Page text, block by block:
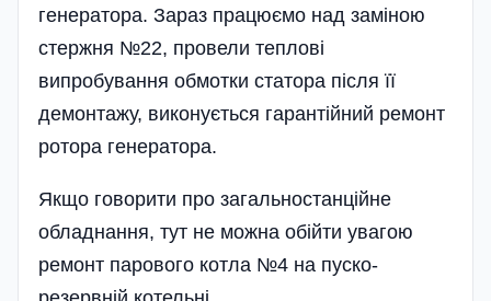
генератора. Зараз працюємо над заміною
стержня №22, провели теплові
випробування обмотки статора після її
демонтажу, виконується гарантійний ремонт
ротора генератора.
Якщо говорити про загальностанційне
обладнання, тут не можна обійти увагою
ремонт парового котла №4 на пуско-